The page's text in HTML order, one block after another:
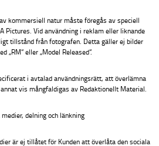
kommersiell natur måste föregås av speciell
Pictures. Vid användning i reklam eller liknande
tillstånd från fotografen. Detta gäller ej bilder
„RM“ eller „Model Released“.
i avtalad användningsrätt, att överlämna
vis mångfaldigas av Redaktionellt Material.
delning och länkning
är ej tillåtet för Kunden att överlåta den sociala